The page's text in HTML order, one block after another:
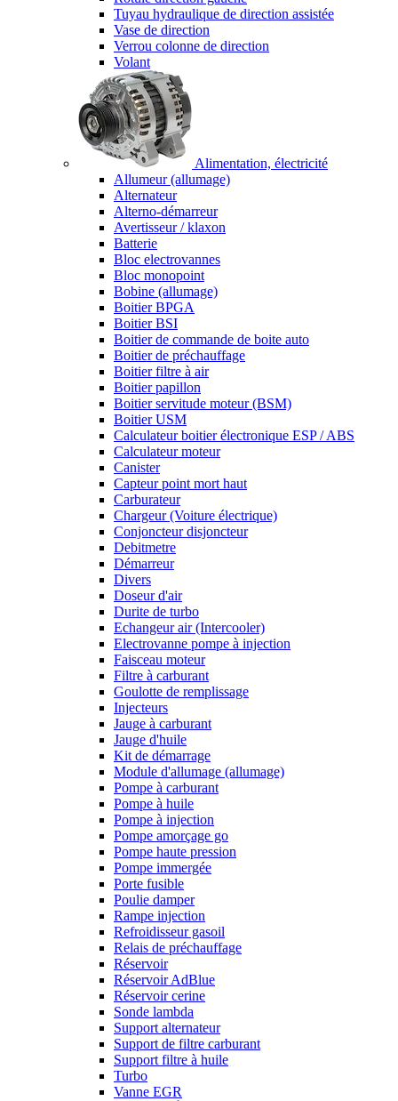
Tuyau hydraulique de direction assistée
Vase de direction
Verrou colonne de direction
Volant
Alimentation, électricité
Allumeur (allumage)
Alternateur
Alterno-démarreur
Avertisseur / klaxon
Batterie
Bloc electrovannes
Bloc monopoint
Bobine (allumage)
Boitier BPGA
Boitier BSI
Boitier de commande de boite auto
Boitier de préchauffage
Boitier filtre à air
Boitier papillon
Boitier servitude moteur (BSM)
Boitier USM
Calculateur boitier électronique ESP / ABS
Calculateur moteur
Canister
Capteur point mort haut
Carburateur
Chargeur (Voiture électrique)
Conjoncteur disjoncteur
Debitmetre
Démarreur
Divers
Doseur d'air
Durite de turbo
Echangeur air (Intercooler)
Electrovanne pompe à injection
Faisceau moteur
Filtre à carburant
Goulotte de remplissage
Injecteurs
Jauge à carburant
Jauge d'huile
Kit de démarrage
Module d'allumage (allumage)
Pompe à carburant
Pompe à huile
Pompe à injection
Pompe amorçage go
Pompe haute pression
Pompe immergée
Porte fusible
Poulie damper
Rampe injection
Refroidisseur gasoil
Relais de préchauffage
Réservoir
Réservoir AdBlue
Réservoir cerine
Sonde lambda
Support alternateur
Support de filtre carburant
Support filtre à huile
Turbo
Vanne EGR